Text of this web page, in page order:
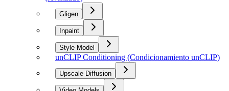
Gligen
Inpaint
Style Model
unCLIP Conditioning (Condicionamiento unCLIP)
Upscale Diffusion